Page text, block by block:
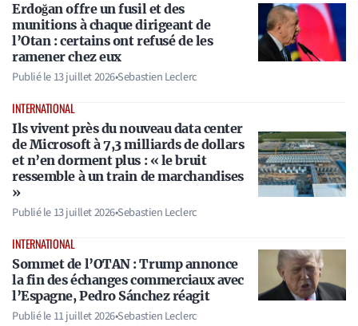
Erdoğan offre un fusil et des
munitions à chaque dirigeant de
l’Otan : certains ont refusé de les
ramener chez eux
Publié le13 juillet 2026•Sebastien Leclerc
INTERNATIONAL
Ils vivent près du nouveau data center
de Microsoft à 7,3 milliards de dollars
et n’en dorment plus : « le bruit
ressemble à un train de marchandises
»
Publié le13 juillet 2026•Sebastien Leclerc
INTERNATIONAL
Sommet de l’OTAN : Trump annonce
la fin des échanges commerciaux avec
l’Espagne, Pedro Sánchez réagit
Publié le11 juillet 2026•Sebastien Leclerc